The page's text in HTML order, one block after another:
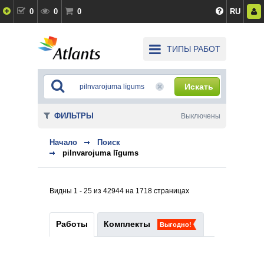
0 0 0 RU
ТИПЫ РАБОТ
Искать
Начало
Поиск
pilnvarojuma līgums
Видны 1 - 25 из 42944 на 1718 страницах
Работы Комплекты Выгодно!
ФИЛЬТРЫ Выключены